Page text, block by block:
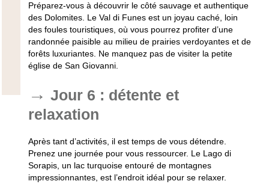
Préparez-vous à découvrir le côté sauvage et authentique
des Dolomites. Le Val di Funes est un joyau caché, loin
des foules touristiques, où vous pourrez profiter d’une
randonnée paisible au milieu de prairies verdoyantes et de
forêts luxuriantes. Ne manquez pas de visiter la petite
église de San Giovanni.
Jour 6 : détente et
relaxation
Après tant d’activités, il est temps de vous détendre.
Prenez une journée pour vous ressourcer. Le Lago di
Sorapis, un lac turquoise entouré de montagnes
impressionnantes, est l’endroit idéal pour se relaxer.